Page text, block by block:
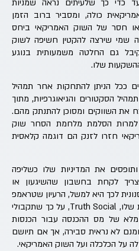
כדי כך שלעיתים נראה שמניות
כולה, ומסביר ברוב הזמן
חסר של השוק האמריקאי ביחס
שמי שירצה להקטין חשיפה לשוק
גם החלטה משמעותית בנוגע
שלו.
ככל הניתן להתחקות אחר תמהיל
הסקטורים והגיאוגרפיות, מתוך
את השווקים ומסוכן להתנתק מהם.
הסלמת מלחמת הסחר שוק
חזרו לזנק הם דוגמה קלאסית
את המדיניות שלו כשליפה
לקחת בחשבון שהשיגעון או
לכך היא למשל, הרעיון שטראמפ
העלה ב-27 באפריל בפוסט ברשת שלו, Truth Social, על כך שתקבולי
מלא של מס ההכנסה עבור הכנסות
מדיניות שאומנם לא נראית סבירה, אך אם תיושם
על הכלכלה ועל השוק האמריקאי.